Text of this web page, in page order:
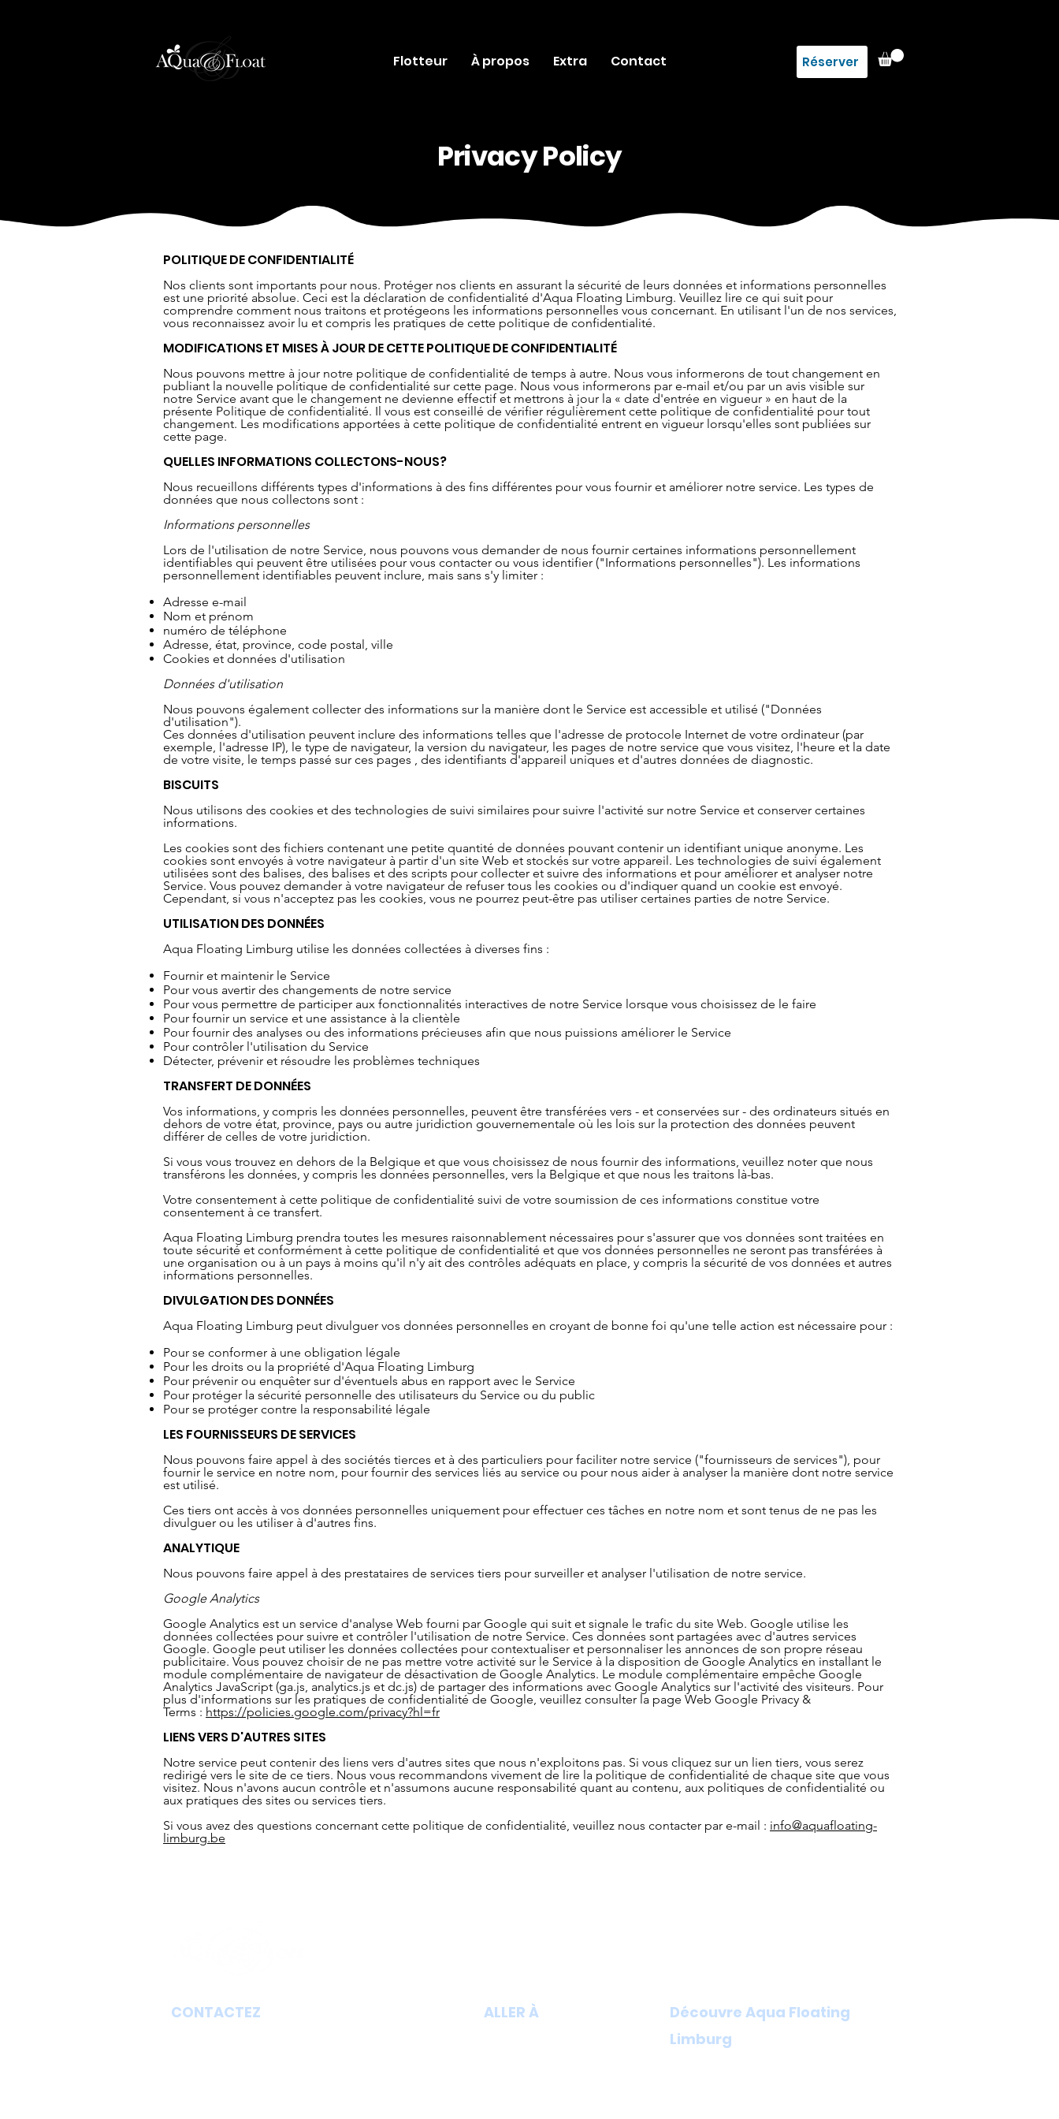
Flotteur À propos Extra Contact Réserver
Privacy Policy
POLITIQUE DE CONFIDENTIALITÉ
Nos clients sont importants pour nous. Protéger nos clients en assurant la sécurité de leurs données et informations personnelles
est une priorité absolue. Ceci est la déclaration de confidentialité d'Aqua Floating Limburg. Veuillez lire ce qui suit pour
comprendre comment nous traitons et protégeons les informations personnelles vous concernant. En utilisant l'un de nos services,
vous reconnaissez avoir lu et compris les pratiques de cette politique de confidentialité.
MODIFICATIONS ET MISES À JOUR DE CETTE POLITIQUE DE CONFIDENTIALITÉ
Nous pouvons mettre à jour notre politique de confidentialité de temps à autre. Nous vous informerons de tout changement en
publiant la nouvelle politique de confidentialité sur cette page. Nous vous informerons par e-mail et/ou par un avis visible sur
notre Service avant que le changement ne devienne effectif et mettrons à jour la « date d'entrée en vigueur » en haut de la
présente Politique de confidentialité. Il vous est conseillé de vérifier régulièrement cette politique de confidentialité pour tout
changement. Les modifications apportées à cette politique de confidentialité entrent en vigueur lorsqu'elles sont publiées sur
cette page.
QUELLES INFORMATIONS COLLECTONS-NOUS?
Nous recueillons différents types d'informations à des fins différentes pour vous fournir et améliorer notre service. Les types de
données que nous collectons sont :
Informations personnelles
Lors de l'utilisation de notre Service, nous pouvons vous demander de nous fournir certaines informations personnellement
identifiables qui peuvent être utilisées pour vous contacter ou vous identifier ("Informations personnelles"). Les informations
personnellement identifiables peuvent inclure, mais sans s'y limiter :
Adresse e-mail
Nom et prénom
numéro de téléphone
Adresse, état, province, code postal, ville
Cookies et données d'utilisation
Données d'utilisation
Nous pouvons également collecter des informations sur la manière dont le Service est accessible et utilisé ("Données
d'utilisation").
Ces données d'utilisation peuvent inclure des informations telles que l'adresse de protocole Internet de votre ordinateur (par
exemple, l'adresse IP), le type de navigateur, la version du navigateur, les pages de notre service que vous visitez, l'heure et la date
de votre visite, le temps passé sur ces pages , des identifiants d'appareil uniques et d'autres données de diagnostic.
BISCUITS
Nous utilisons des cookies et des technologies de suivi similaires pour suivre l'activité sur notre Service et conserver certaines
informations.
Les cookies sont des fichiers contenant une petite quantité de données pouvant contenir un identifiant unique anonyme. Les
cookies sont envoyés à votre navigateur à partir d'un site Web et stockés sur votre appareil. Les technologies de suivi également
utilisées sont des balises, des balises et des scripts pour collecter et suivre des informations et pour améliorer et analyser notre
Service. Vous pouvez demander à votre navigateur de refuser tous les cookies ou d'indiquer quand un cookie est envoyé.
Cependant, si vous n'acceptez pas les cookies, vous ne pourrez peut-être pas utiliser certaines parties de notre Service.
UTILISATION DES DONNÉES
Aqua Floating Limburg utilise les données collectées à diverses fins :
Fournir et maintenir le Service
Pour vous avertir des changements de notre service
Pour vous permettre de participer aux fonctionnalités interactives de notre Service lorsque vous choisissez de le faire
Pour fournir un service et une assistance à la clientèle
Pour fournir des analyses ou des informations précieuses afin que nous puissions améliorer le Service
Pour contrôler l'utilisation du Service
Détecter, prévenir et résoudre les problèmes techniques
TRANSFERT DE DONNÉES
Vos informations, y compris les données personnelles, peuvent être transférées vers - et conservées sur - des ordinateurs situés en
dehors de votre état, province, pays ou autre juridiction gouvernementale où les lois sur la protection des données peuvent
différer de celles de votre juridiction.
Si vous vous trouvez en dehors de la Belgique et que vous choisissez de nous fournir des informations, veuillez noter que nous
transférons les données, y compris les données personnelles, vers la Belgique et que nous les traitons là-bas.
Votre consentement à cette politique de confidentialité suivi de votre soumission de ces informations constitue votre
consentement à ce transfert.
Aqua Floating Limburg prendra toutes les mesures raisonnablement nécessaires pour s'assurer que vos données sont traitées en
toute sécurité et conformément à cette politique de confidentialité et que vos données personnelles ne seront pas transférées à
une organisation ou à un pays à moins qu'il n'y ait des contrôles adéquats en place, y compris la sécurité de vos données et autres
informations personnelles.
DIVULGATION DES DONNÉES
Aqua Floating Limburg peut divulguer vos données personnelles en croyant de bonne foi qu'une telle action est nécessaire pour :
Pour se conformer à une obligation légale
Pour les droits ou la propriété d'Aqua Floating Limburg
Pour prévenir ou enquêter sur d'éventuels abus en rapport avec le Service
Pour protéger la sécurité personnelle des utilisateurs du Service ou du public
Pour se protéger contre la responsabilité légale
LES FOURNISSEURS DE SERVICES
Nous pouvons faire appel à des sociétés tierces et à des particuliers pour faciliter notre service ("fournisseurs de services"), pour
fournir le service en notre nom, pour fournir des services liés au service ou pour nous aider à analyser la manière dont notre service
est utilisé.
Ces tiers ont accès à vos données personnelles uniquement pour effectuer ces tâches en notre nom et sont tenus de ne pas les
divulguer ou les utiliser à d'autres fins.
ANALYTIQUE
Nous pouvons faire appel à des prestataires de services tiers pour surveiller et analyser l'utilisation de notre service.
Google Analytics
Google Analytics est un service d'analyse Web fourni par Google qui suit et signale le trafic du site Web. Google utilise les
données collectées pour suivre et contrôler l'utilisation de notre Service. Ces données sont partagées avec d'autres services
Google. Google peut utiliser les données collectées pour contextualiser et personnaliser les annonces de son propre réseau
publicitaire. Vous pouvez choisir de ne pas mettre votre activité sur le Service à la disposition de Google Analytics en installant le
module complémentaire de navigateur de désactivation de Google Analytics. Le module complémentaire empêche Google
Analytics JavaScript (ga.js, analytics.js et dc.js) de partager des informations avec Google Analytics sur l'activité des visiteurs. Pour
plus d'informations sur les pratiques de confidentialité de Google, veuillez consulter la page Web Google Privacy &
Terms : https://policies.google.com/privacy?hl=fr
LIENS VERS D'AUTRES SITES
Notre service peut contenir des liens vers d'autres sites que nous n'exploitons pas. Si vous cliquez sur un lien tiers, vous serez
redirigé vers le site de ce tiers. Nous vous recommandons vivement de lire la politique de confidentialité de chaque site que vous
visitez. Nous n'avons aucun contrôle et n'assumons aucune responsabilité quant au contenu, aux politiques de confidentialité ou
aux pratiques des sites ou services tiers.
Si vous avez des questions concernant cette politique de confidentialité, veuillez nous contacter par e-mail : info@aquafloating-
limburg.be
CONTACTEZ ALLER À
Découvre Aqua Floating
Limburg